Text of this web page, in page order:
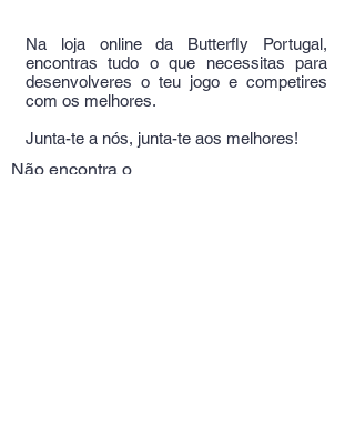
Na loja online da Butterfly Portugal,
encontras tudo o que necessitas para
desenvolveres o teu jogo e competires
com os melhores.
Junta-te a nós, junta-te aos melhores!
Não encontra o